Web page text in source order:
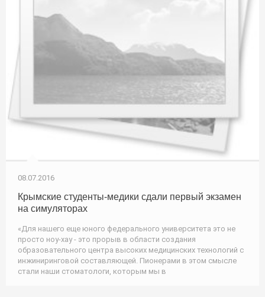
08.07.2016
Крымские студенты-медики сдали первый экзамен
на симуляторах
«Для нашего еще юного федерального университета это не
просто ноу-хау - это прорыв в области создания
образовательного центра высоких медицинских технологий с
инжиниринговой составляющей. Пионерами в этом смысле
стали наши стоматологи, которым мы в